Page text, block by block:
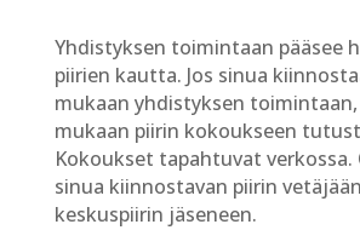
Yhdistyksen toimintaan pääsee
piirien kautta. Jos sinua
mukaan yhdistyksen
mukaan piirin kokoukseen
Kokoukset tapahtuvat
sinua kiinnostavan piirin
keskuspiirin jäseneen.